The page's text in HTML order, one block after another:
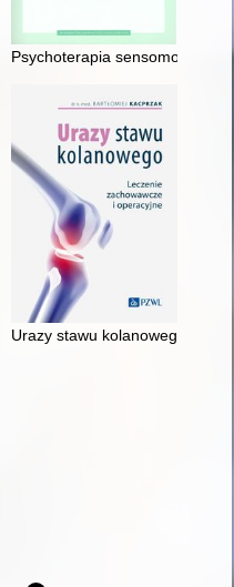
przewodnik multimedialny
Psychoterapia
i praktyki fitnessu :
Urazy stawu kolanowego :